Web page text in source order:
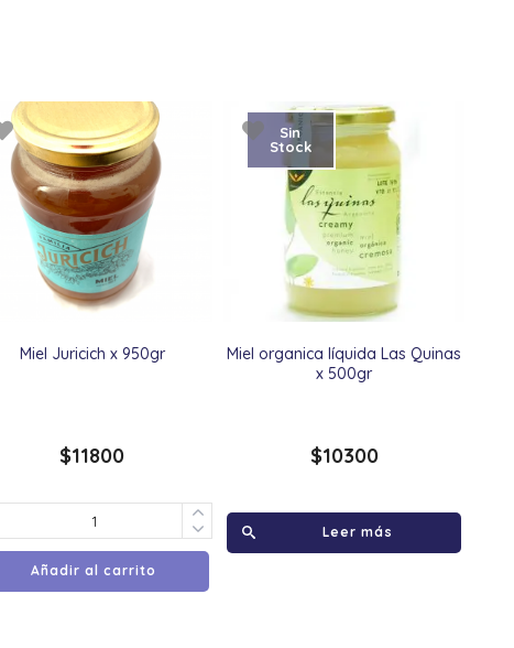
Miel Juricich x 950gr
$11800
Añadir al carrito
Miel organica líquida Las Quinas
x 500gr
Sin
Stock
$10300
Leer más